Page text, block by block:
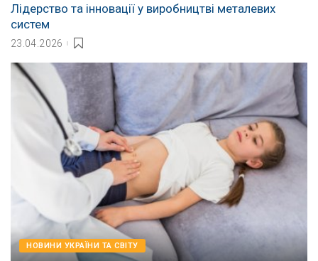
Лідерство та інновації у виробництві металевих
систем
23.04.2026
НОВИНИ УКРАЇНИ ТА СВІТУ